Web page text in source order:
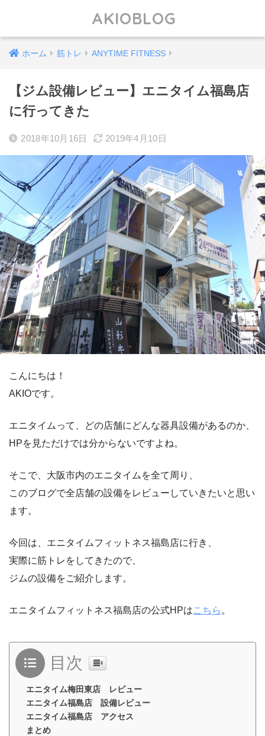
AKIOBLOG
ホーム 筋トレ ANYTIME FITNESS
【ジム設備レビュー】エニタイム福島店
に行ってきた
2018年10月16日 2019年4月10日
こんにちは！
AKIOです。
エニタイムって、どの店舗にどんな器具設備があるのか、
HPを見ただけでは分からないですよね。
そこで、大阪市内のエニタイムを全て周り、
このブログで全店舗の設備をレビューしていきたいと思い
ます。
今回は、エニタイムフィットネス福島店に行き、
実際に筋トレをしてきたので、
ジムの設備をご紹介します。
エニタイムフィットネス福島店の公式HPはこちら 。
目次
エニタイム梅田東店 レビュー
エニタイム福島店 設備レビュー
エニタイム福島店 アクセス
まとめ